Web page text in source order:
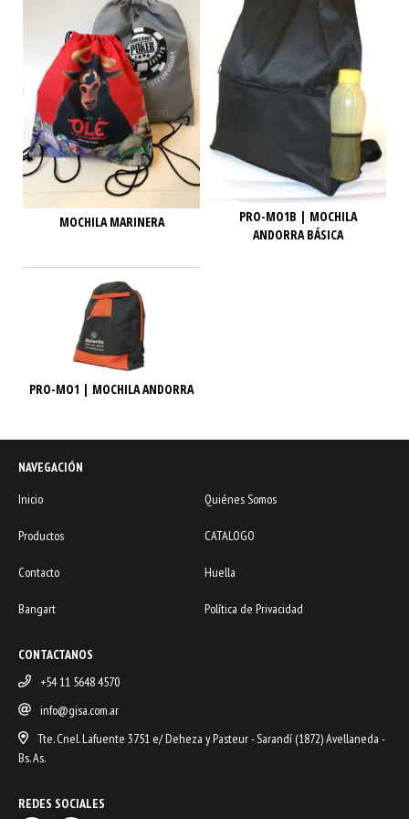
MOCHILA MARINERA
PRO-MO1B | MOCHILA
ANDORRA BÁSICA
PRO-MO1 | MOCHILA ANDORRA
NAVEGACIÓN
Inicio
Quiénes Somos
Productos CATALOGO
Contacto Huella
Bangart Política de Privacidad
CONTACTANOS
+54 11 5648 4570
info@gisa.com.ar
Tte. Cnel. Lafuente 3751 e/ Deheza y Pasteur - Sarandí (1872) Avellaneda -
Bs. As.
REDES SOCIALES